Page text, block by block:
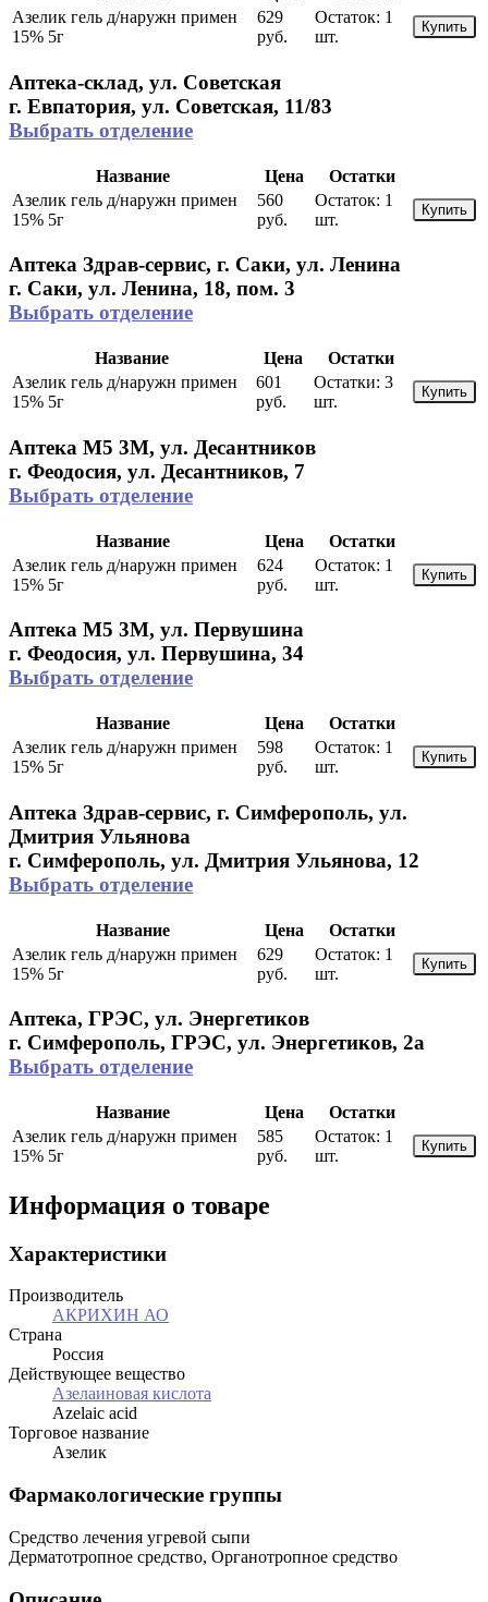
Азелик гель д/наружн примен
15% 5г
629
руб.
Остаток: 1
шт.
Купить
Аптека-склад, ул. Советская
г. Евпатория, ул. Советская, 11/83
Выбрать отделение
Название Цена
Остатки
Азелик гель д/наружн примен
15% 5г
560
руб.
Остаток: 1
шт.
Купить
Аптека Здрав-сервис, г. Саки, ул. Ленина
г. Саки, ул. Ленина, 18, пом. 3
Выбрать отделение
Название Цена
Остатки
Азелик гель д/наружн примен
15% 5г
601
руб.
Остатки: 3
шт.
Купить
Аптека М5 3М, ул. Десантников
г. Феодосия, ул. Десантников, 7
Выбрать отделение
Название Цена
Остатки
Азелик гель д/наружн примен
15% 5г
624
руб.
Остаток: 1
шт.
Купить
Аптека М5 3М, ул. Первушина
г. Феодосия, ул. Первушина, 34
Выбрать отделение
Название Цена
Остатки
Азелик гель д/наружн примен
15% 5г
598
руб.
Остаток: 1
шт.
Купить
Аптека Здрав-сервис, г. Симферополь, ул.
Дмитрия Ульянова
г. Симферополь, ул. Дмитрия Ульянова, 12
Выбрать отделение
Название Цена
Остатки
Азелик гель д/наружн примен
15% 5г
629
руб.
Остаток: 1
шт.
Купить
Аптека, ГРЭС, ул. Энергетиков
г. Симферополь, ГРЭС, ул. Энергетиков, 2а
Выбрать отделение
Название Цена
Остатки
Азелик гель д/наружн примен
15% 5г
585
руб.
Остаток: 1
шт.
Купить
Информация о товаре
Характеристики
Производитель
АКРИХИН АО
Страна
Россия
Действующее вещество
Азелаиновая кислота
Azelaic acid
Торговое название
Азелик
Фармакологические группы
Средство лечения угревой сыпи
Дерматотропное средство, Органотропное средство